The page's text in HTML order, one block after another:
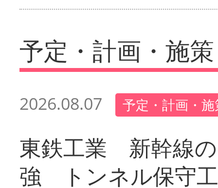
予定・計画・施策
2026.08.07 予定・計画・
東鉄工業 新幹線
強 トンネル保守